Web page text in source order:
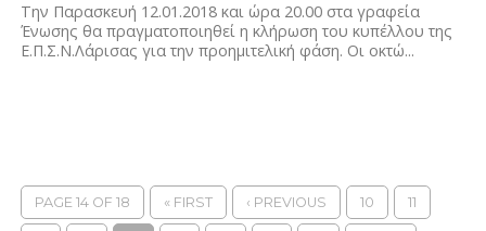
Την Παρασκευή 12.01.2018 και ώρα 20.00 στα γραφεία
Ένωσης θα πραγματοποιηθεί η κλήρωση του κυπέλλου της
Ε.Π.Σ.Ν.Λάρισας για την προημιτελική φάση. Οι οκτώ...
PAGE 14 OF 18 « FIRST ‹ PREVIOUS 10 11